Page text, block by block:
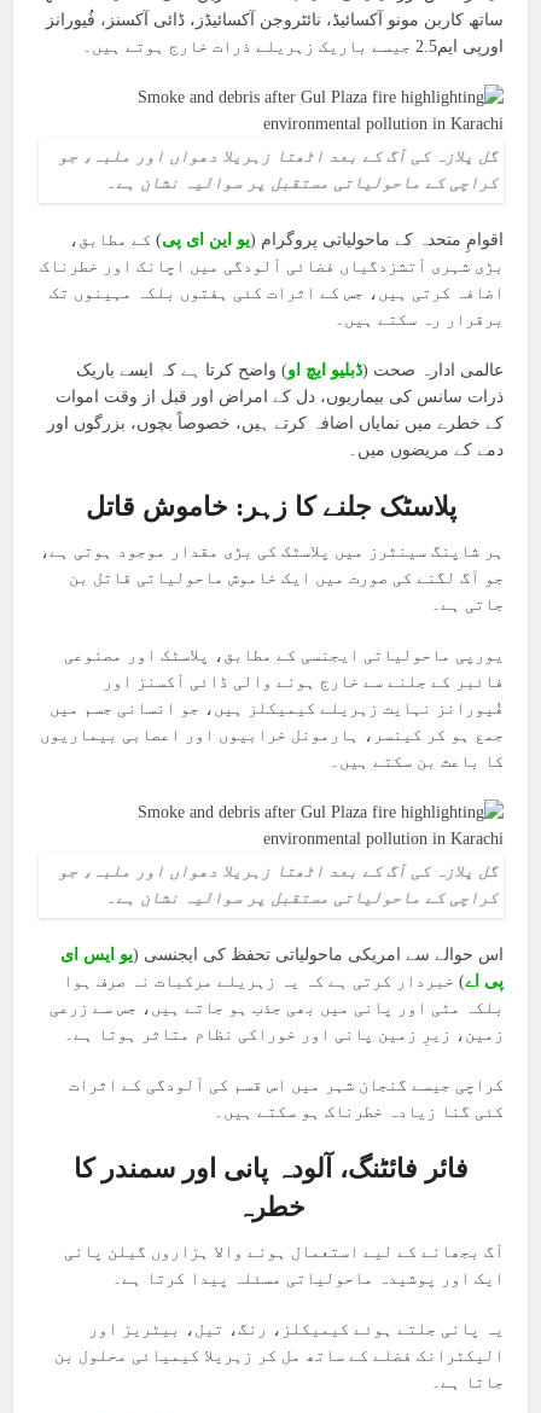
ساتھ کاربن مونو آکسائیڈ، نائٹروجن آکسائیڈز، ڈائی آکسنز، فُیورانز
اورپی ایم2.5 جیسے باریک زہریلے ذرات خارج ہوتے ہیں۔
گل پلازہ کی آگ کے بعد اٹھتا زہریلا دھواں اور ملبہ، جو
کراچی کے ماحولیاتی مستقبل پر سوالیہ نشان ہے۔
اقوامِ متحدہ کے ماحولیاتی پروگرام (یو این ای پی) کے مطابق،
بڑی شہری آتشزدگیاں فضائی آلودگی میں اچانک اور خطرناک
اضافہ کرتی ہیں، جس کے اثرات کئی ہفتوں بلکہ مہینوں تک
برقرار رہ سکتے ہیں۔
عالمی ادارہ صحت (ڈبلیو ایچ او) واضح کرتا ہے کہ ایسے باریک
ذرات سانس کی بیماریوں، دل کے امراض اور قبل از وقت اموات
کے خطرے میں نمایاں اضافہ کرتے ہیں، خصوصاً بچوں، بزرگوں اور
دمے کے مریضوں میں۔
پلاسٹک جلنے کا زہر: خاموش قاتل
ہر شاپنگ سینٹرز میں پلاسٹک کی بڑی مقدار موجود ہوتی ہے،
جو آگ لگنے کی صورت میں ایک خاموش ماحولیاتی قاتل بن
جاتی ہے۔
یورپی ماحولیاتی ایجنسی کے مطابق، پلاسٹک اور مصنوعی
فائبر کے جلنے سے خارج ہونے والی ڈائی آکسنز اور
فُیورانز نہایت زہریلے کیمیکلز ہیں، جو انسانی جسم میں
جمع ہو کر کینسر، ہارمونل خرابیوں اور اعصابی بیماریوں
کا باعث بن سکتے ہیں۔
گل پلازہ کی آگ کے بعد اٹھتا زہریلا دھواں اور ملبہ، جو
کراچی کے ماحولیاتی مستقبل پر سوالیہ نشان ہے۔
اس حوالے سے امریکی ماحولیاتی تحفظ کی ایجنسی (یو ایس ای
پی اے) خبردار کرتی ہے کہ یہ زہریلے مرکبات نہ صرف ہوا
بلکہ مٹی اور پانی میں بھی جذب ہو جاتے ہیں، جس سے زرعی
زمین، زیرِ زمین پانی اور خوراکی نظام متاثر ہوتا ہے۔
کراچی جیسے گنجان شہر میں اس قسم کی آلودگی کے اثرات
کئی گنا زیادہ خطرناک ہو سکتے ہیں۔
فائر فائٹنگ، آلودہ پانی اور سمندر کا
خطرہ
آگ بجھانے کے لیے استعمال ہونے والا ہزاروں گیلن پانی
ایک اور پوشیدہ ماحولیاتی مسئلہ پیدا کرتا ہے۔
یہ پانی جلتے ہوئے کیمیکلز، رنگ، تیل، بیٹریز اور
الیکٹرانک فضلے کے ساتھ مل کر زہریلا کیمیائی محلول بن
جاتا ہے۔